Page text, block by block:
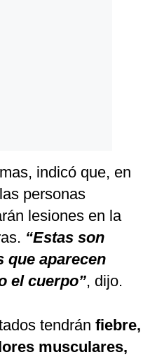
indicó que, en
personas
lesiones en la
“Estas son
que aparecen
el cuerpo”, dijo.
tendrán fiebre,
musculares,